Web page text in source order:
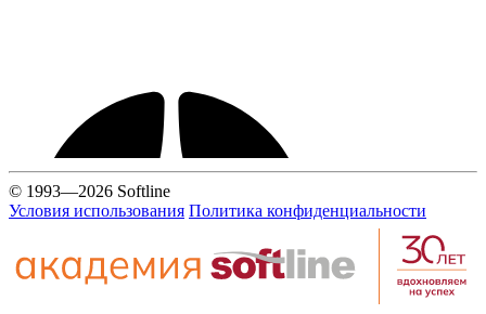
© 1993—2026 Softline
Условия использования Политика конфиденциальности